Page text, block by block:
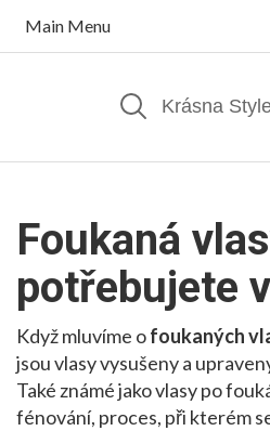
Main Menu
Foukaná
potřebujete
Když mluvíme ofoukaných
jsou vlasy vysušeny a
Také známé jakovlasy po
fénování, proces, při kterém